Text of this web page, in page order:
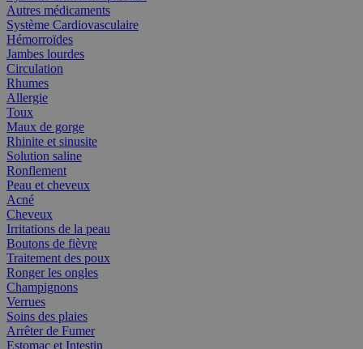
Autres médicaments
Système Cardiovasculaire
Hémorroïdes
Jambes lourdes
Circulation
Rhumes
Allergie
Toux
Maux de gorge
Rhinite et sinusite
Solution saline
Ronflement
Peau et cheveux
Acné
Cheveux
Irritations de la peau
Boutons de fièvre
Traitement des poux
Ronger les ongles
Champignons
Verrues
Soins des plaies
Arrêter de Fumer
Estomac et Intestin